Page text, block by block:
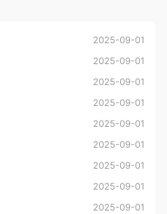
2025-09-01
2025-09-01
2025-09-01
2025-09-01
2025-09-01
2025-09-01
2025-09-01
2025-09-01
2025-09-01